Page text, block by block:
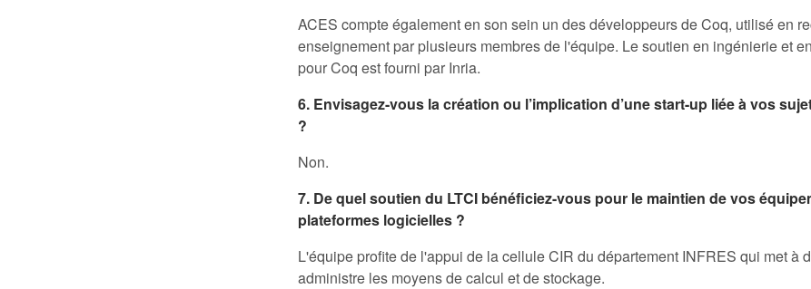
ACES compte également en son sein un des développeurs de Coq, utilisé en
enseignement par plusieurs membres de l'équipe. Le soutien en ingénierie et
pour Coq est fourni par Inria.
6. Envisagez-vous la création ou l’implication d’une start-up liée à vos
?
Non.
7. De quel soutien du LTCI bénéficiez-vous pour le maintien de vos
plateformes logicielles ?
L'équipe profite de l'appui de la cellule CIR du département INFRES qui met à
administre les moyens de calcul et de stockage.